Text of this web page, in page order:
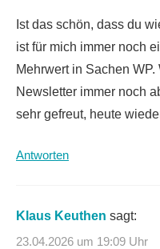
Ist das schön, dass du
ist für mich immer noch
Mehrwert in Sachen
Newsletter immer noch
sehr gefreut, heute
Antworten
Klaus Keuthen sagt:
23.04.2026 um 19:09 Uhr